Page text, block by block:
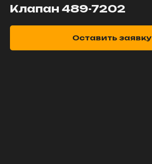
Клапан 489-7202
Оставить заявку